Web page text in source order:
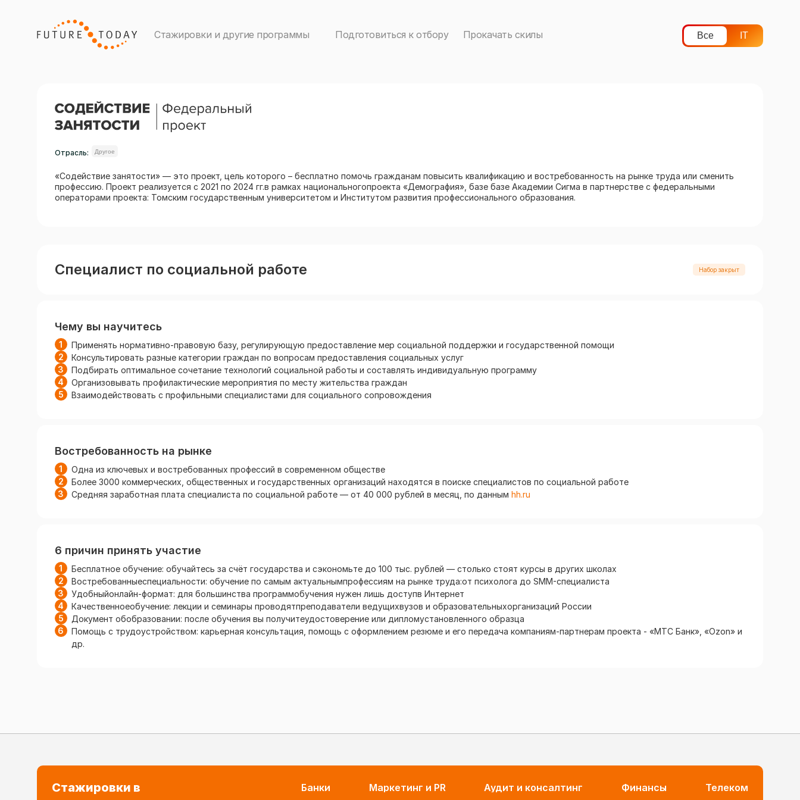
Стажировки и другие программы Подготовиться к отбору Прокачать скилы Все IT
Отрасль: Другое
«Содействие занятости» — это проект, цель которого – бесплатно помочь гражданам повысить квалификацию и востребованность на рынке труда или сменить
профессию. Проект реализуется с 2021 по 2024 гг.в рамках национальногопроекта «Демография», базе базе Академии Сигма в партнерстве с федеральными
операторами проекта: Томским государственным университетом и Институтом развития профессионального образования.
Специалист по социальной работе Набор закрыт
Чему вы научитесь
Применять нормативно-правовую базу, регулирующую предоставление мер социальной поддержки и государственной помощи
Консультировать разные категории граждан по вопросам предоставления социальных услуг
Подбирать оптимальное сочетание технологий социальной работы и составлять индивидуальную программу
Организовывать профилактические мероприятия по месту жительства граждан
Взаимодействовать с профильными специалистами для социального сопровождения
Востребованность на рынке
Одна из ключевых и востребованных профессий в современном обществе
Более 3000 коммерческих, общественных и государственных организаций находятся в поиске специалистов по социальной работе
Средняя заработная плата специалиста по социальной работе — от 40 000 рублей в месяц, по данным hh.ru
6 причин принять участие
Бесплатное обучение: обучайтесь за счёт государства и сэкономьте до 100 тыс. рублей — столько стоят курсы в других школах
Востребованныеспециальности: обучение по самым актуальнымпрофессиям на рынке труда:от психолога до SMM-специалиста
Удобныйонлайн-формат: для большинства программобучения нужен лишь доступв Интернет
Качественноеобучение: лекции и семинары проводятпреподаватели ведущихвузов и образовательныхорганизаций России
Документ обобразовании: после обучения вы получитеудостоверение или дипломустановленного образца
Помощь с трудоустройством: карьерная консультация, помощь с оформлением резюме и его передача компаниям-партнерам проекта - «МТС Банк», «Ozon» и
др.
Стажировки в Банки Маркетинг и PR Аудит и консалтинг Финансы Телеком